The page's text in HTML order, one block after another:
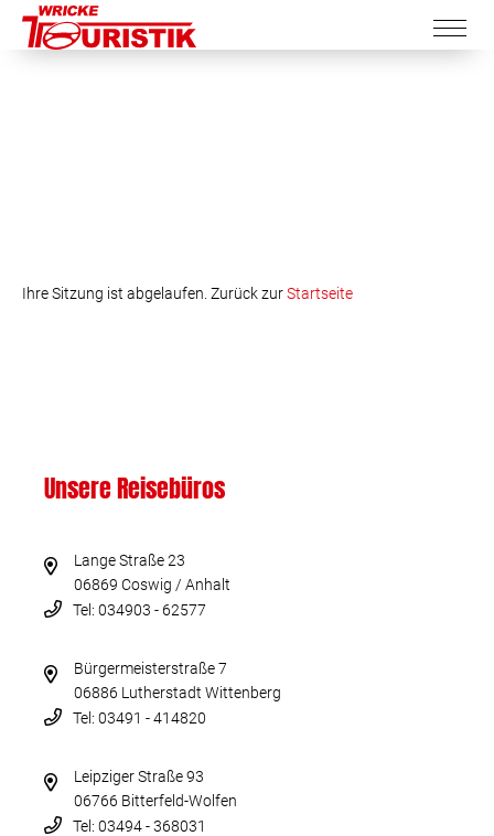
Ihre Sitzung ist abgelaufen. Zurück zurStartseite
Unsere Reisebüros
Lange Straße 23
06869 Coswig / Anhalt
Tel: 034903 - 62577
Bürgermeisterstraße 7
06886 Lutherstadt Wittenberg
Tel: 03491 - 414820
Leipziger Straße 93
06766 Bitterfeld-Wolfen
Tel: 03494 - 368031